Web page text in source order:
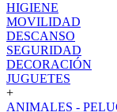
HIGIENE
MOVILIDAD
DESCANSO
SEGURIDAD
DECORACIÓN
JUGUETES
+
ANIMALES -